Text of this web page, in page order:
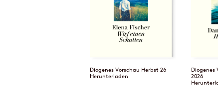
Diogenes Vorschau Herbst 26
Herunterladen
Diogenes
2026